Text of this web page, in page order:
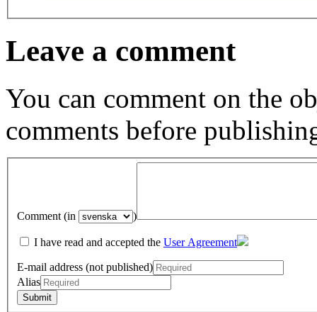
Leave a comment
You can comment on the
comments before
Comment (in )
I have read and accepted the User Agreement
E-mail address (not published)
Alias